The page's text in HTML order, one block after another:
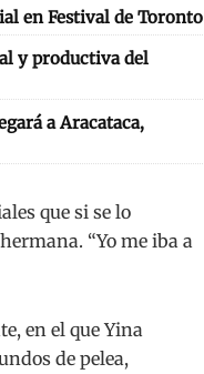
en Festival de Toronto
y productiva del
a Aracataca,
que si se lo
“Yo me iba a
en el que Yina
de pelea,